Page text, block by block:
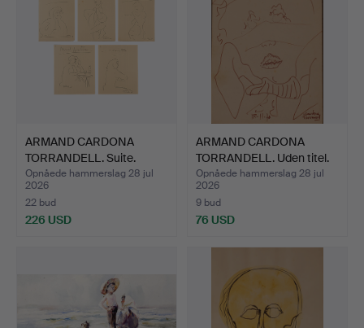
ARMAND CARDONA
TORRANDELL. Suite.
Opnåede hammerslag 28 jul
2026
22 bud
226 USD
ARMAND CARDONA
TORRANDELL. Uden titel.
Opnåede hammerslag 28 jul
2026
9 bud
76 USD